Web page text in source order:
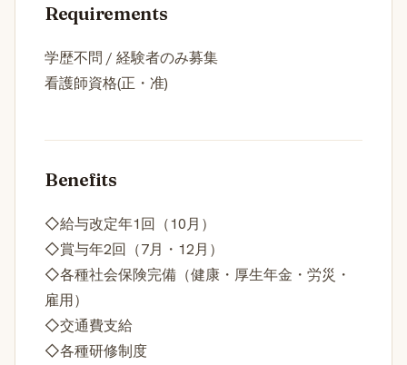
Requirements
学歴不問 / 経験者のみ募集
看護師資格(正・准)
Benefits
◇給与改定年1回（10月）
◇賞与年2回（7月・12月）
◇各種社会保険完備（健康・厚生年金・労災・
雇用）
◇交通費支給
◇各種研修制度